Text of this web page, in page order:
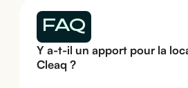
FAQ
Y a-t-il un apport pour la
Cleaq ?